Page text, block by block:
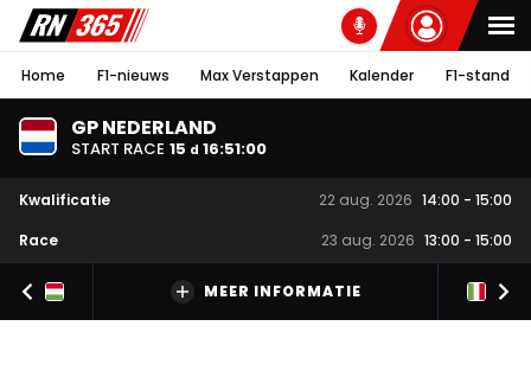
Home F1-nieuws Max Verstappen Kalender F1-stand
GP NEDERLAND
START RACE 15 d 16:51:00
Kwalificatie 22 aug. 2026 14:00 - 15:00
Race
23 aug. 2026 13:00 - 15:00
MEER INFORMATIE